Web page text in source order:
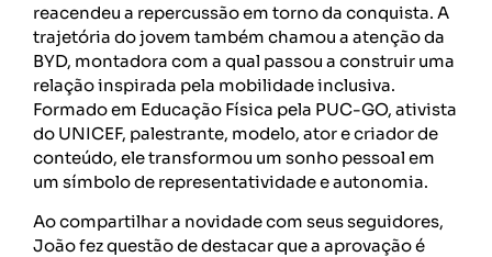
reacendeu a repercussão em torno da conquista. A
trajetória do jovem também chamou a atenção da
BYD, montadora com a qual passou a construir uma
relação inspirada pela mobilidade inclusiva.
Formado em Educação Física pela PUC-GO, ativista
do UNICEF, palestrante, modelo, ator e criador de
conteúdo, ele transformou um sonho pessoal em
um símbolo de representatividade e autonomia.
Ao compartilhar a novidade com seus seguidores,
João fez questão de destacar que a aprovação é